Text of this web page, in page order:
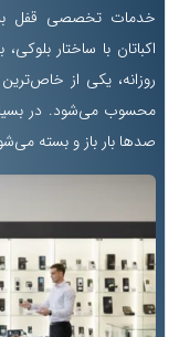
خدمات تخصصی قفل
اکباتان با ساختار
روزانه، یکی از
محسوب می‌شود. در
صدها بار باز و بسته